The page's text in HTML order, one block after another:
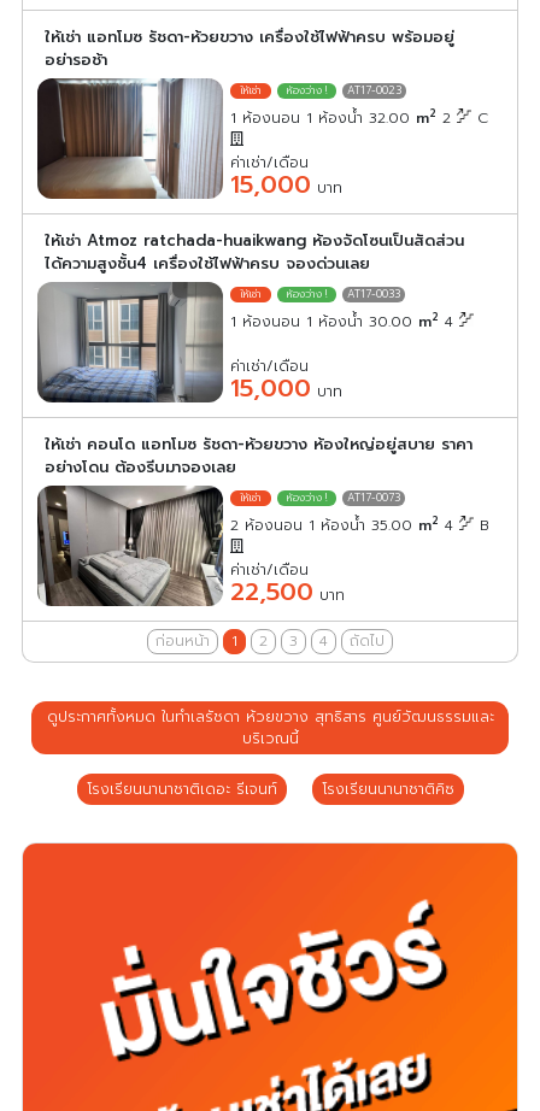
ให้เช่า แอทโมซ รัชดา-ห้วยขวาง เครื่องใช้ไฟฟ้าครบ พร้อมอยู่
อย่ารอช้า
AT17-0023
1 ห้องนอน 1 ห้องน้ำ 32.00 m2 2 C
ค่าเช่า/เดือน
15,000 บาท
ให้เช่า Atmoz ratchada-huaikwang ห้องจัดโซนเป็นสัดส่วน
ได้ความสูงชั้น4 เครื่องใช้ไฟฟ้าครบ จองด่วนเลย
AT17-0033
1 ห้องนอน 1 ห้องน้ำ 30.00 m2 4
ค่าเช่า/เดือน
15,000 บาท
ให้เช่า คอนโด แอทโมซ รัชดา-ห้วยขวาง ห้องใหญ่อยู่สบาย ราคา
อย่างโดน ต้องรีบมาจองเลย
AT17-0073
2 ห้องนอน 1 ห้องน้ำ 35.00 m2 4 B
ค่าเช่า/เดือน
22,500 บาท
ก่อนหน้า 1 2 3 4 ถัดไป
ดูประกาศทั้งหมด ในทำเลรัชดา ห้วยขวาง สุทธิสาร ศูนย์วัฒนธรรมและ
บริเวณนี้
โรงเรียนนานาชาติเดอะ รีเจนท์ โรงเรียนนานาชาติคิซ